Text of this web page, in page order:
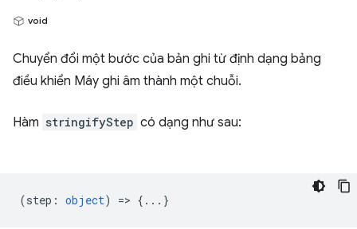
void
Chuyển đổi một bước của bản ghi từ định dạng bảng
điều khiển Máy ghi âm thành một chuỗi.
Hàm stringifyStep có dạng như sau:
(step : object) => {...}